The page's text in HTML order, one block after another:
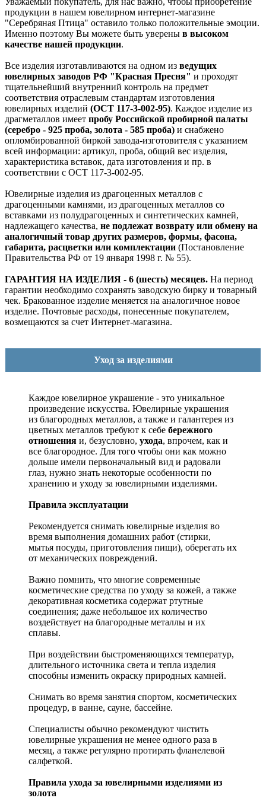
продукции в нашем ювелирном интернет-магазине
"Серебряная Птица" оставило только положительные эмоции.
Именно поэтому Вы можете быть уверены в высоком
качестве нашей продукции.
Все изделия изготавливаются на одном из ведущих
ювелирных заводов РФ "Красная Пресня" и проходят
тщательнейший внутренний контроль на предмет
соответствия отраслевым стандартам изготовления
ювелирных изделий (ОСТ 117-3-002-95). Каждое изделие из
драгметаллов имеет пробу Российской пробирной палаты
(серебро - 925 проба, золота - 585 проба) и снабжено
опломбированной биркой завода-изготовителя с указанием
всей информации: артикул, проба, общий вес изделия,
характеристика вставок, дата изготовления и пр. в
соответствии с ОСТ 117-3-002-95.
Ювелирные изделия из драгоценных металлов с
драгоценными камнями, из драгоценных металлов со
вставками из полудрагоценных и синтетических камней,
надлежащего качества, не подлежат возврату или обмену на
аналогичный товар других размеров, формы, фасона,
габарита, расцветки или комплектации (Постановление
Правительства РФ от 19 января 1998 г. № 55).
ГАРАНТИЯ НА ИЗДЕЛИЯ - 6 (шесть) месяцев. На период
гарантии необходимо сохранять заводскую бирку и товарный
чек. Бракованное изделие меняется на аналогичное новое
изделие. Почтовые расходы, понесенные покупателем,
возмещаются за счет Интернет-магазина.
Уход за изделиями
Каждое ювелирное украшение - это уникальное
произведение искусства. Ювелирные украшения
из благородных металлов, а также и галантерея из
цветных металлов требуют к себе бережного
отношения и, безусловно, ухода, впрочем, как и
все благородное. Для того чтобы они как можно
дольше имели первоначальный вид и радовали
глаз, нужно знать некоторые особенности по
хранению и уходу за ювелирными изделиями.
Правила эксплуатации
Рекомендуется снимать ювелирные изделия во
время выполнения домашних работ (стирки,
мытья посуды, приготовления пищи), оберегать их
от механических повреждений.
Важно помнить, что многие современные
косметические средства по уходу за кожей, а также
декоративная косметика содержат ртутные
соединения; даже небольшое их количество
воздействует на благородные металлы и их
сплавы.
При воздействии быстроменяющихся температур,
длительного источника света и тепла изделия
способны изменить окраску природных камней.
Снимать во время занятия спортом, косметических
процедур, в ванне, сауне, бассейне.
Специалисты обычно рекомендуют чистить
ювелирные украшения не менее одного раза в
месяц, а также регулярно протирать фланелевой
салфеткой.
Правила ухода за ювелирными изделиями из
золота